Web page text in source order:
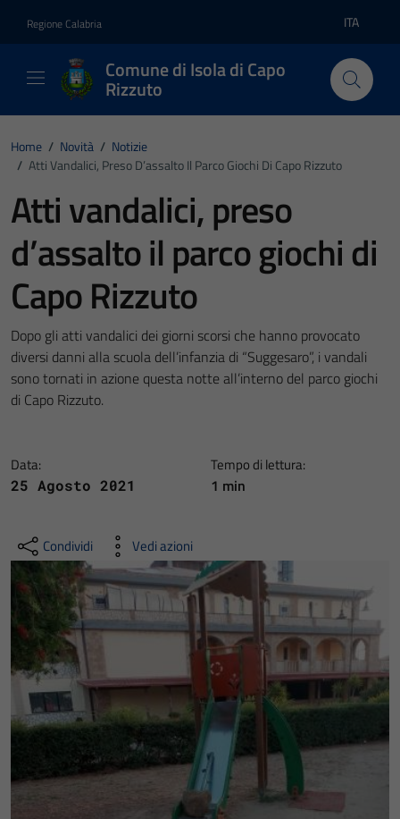
Regione Calabria Lingua
ITA
Comune di Isola di Capo
Rizzuto
Home / Novità / Notizie
/ Atti Vandalici, Preso D’assalto Il Parco Giochi Di Capo Rizzuto
Atti vandalici, preso
d’assalto il parco giochi di
Capo Rizzuto
Dopo gli atti vandalici dei giorni scorsi che hanno provocato
diversi danni alla scuola dell’infanzia di “Suggesaro”, i vandali
sono tornati in azione questa notte all’interno del parco giochi
di Capo Rizzuto.
Data:
25 Agosto 2021
Tempo di lettura:
1 min
Condividi Vedi azioni